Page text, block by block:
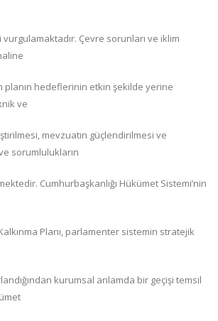
Çevre sorunları ve iklim
planın hedeflerinin etkin şekilde yerine
ve
mevzuatın güçlendirilmesi ve
sorumlulukların
Cumhurbaşkanlığı Hükümet Sistemi’nin
Planı, parlamenter sistemin stratejik
kurumsal anlamda bir geçişi temsil